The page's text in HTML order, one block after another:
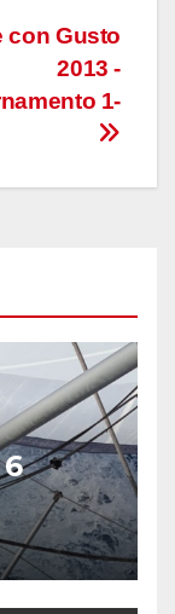
con Gusto
2013 -
1-